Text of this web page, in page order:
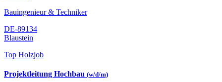
Bauingenieur & Techniker
DE-89134
Blaustein
Top Holzjob
Projektleitung Hochbau (w/d/m)